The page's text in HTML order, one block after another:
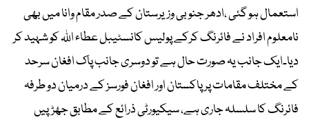
استعمال ہو گئی ،ادھر جنوبی وزیرستان کے صدر مقام وانا میں بھی
نامعلوم افراد نے فائرنگ کرکے پولیس کانسٹیبل عطاء اللہ کو شہید کر
دیا۔ایک جانب یہ صورت حال ہے تو دوسری جانب پاک افغان سرحد
کے مختلف مقامات پر پاکستان اور افغان فورسز کے درمیان دو طرفہ
فائرنگ کا سلسلہ جاری ہے، سیکیورٹی ذرائع کے مطابق جھڑپیں